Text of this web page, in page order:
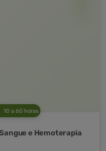
10 a 60 horas
e Hemoterapia